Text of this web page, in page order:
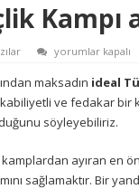
Kampı
BTP
Kampı
analizi
-7-
için
yorumlar kapalı
maksadın ideal
ve fedakar bir
söyleyebiliriz.
kamplardan ayıran en
sağlamaktır. Bir